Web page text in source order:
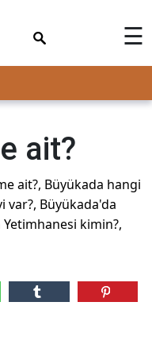
☰
ait?
ait?, Büyükada hangi
var?, Büyükada'da
kimin?,